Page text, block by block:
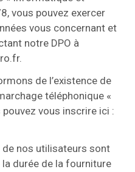
vous pouvez exercer
vous concernant et
notre DPO à
.
de l’existence de
téléphonique «
vous inscrire ici :
de nos utilisateurs sont
durée de la fourniture